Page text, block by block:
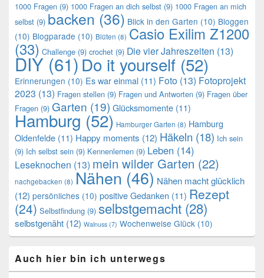
1000 Fragen (9) 1000 Fragen an dich selbst (9) 1000 Fragen an mich
selbst (9) backen (36) Blick in den Garten (10) Bloggen
(10) Blogparade (10) Blüten (8) Casio Exilim Z1200
(33) Challenge (9) crochet (9) Die vier Jahreszeiten (13)
DIY (61)Do it yourself (52)
Erinnerungen (10) Es war einmal (11) Foto (13) Fotoprojekt
2023 (13) Fragen stellen (9) Fragen und Antworten (9) Fragen über
Fragen (9) Garten (19) Glücksmomente (11)
Hamburg (52) Hamburger Garten (8) Hamburg
Oldenfelde (11) Happy moments (12) Häkeln (18) Ich sein
(9) Ich selbst sein (9) Kennenlernen (9) Leben (14)
Leseknochen (13) mein wilder Garten (22)
nachgebacken (8) Nähen (46) Nähen macht glücklich
(12) persönliches (10) positive Gedanken (11) Rezept
(24) Selbstfindung (9) selbstgemacht (28)
selbstgenäht (12) Walnuss (7) Wochenweise Glück (10)
Auch hier bin ich unterwegs